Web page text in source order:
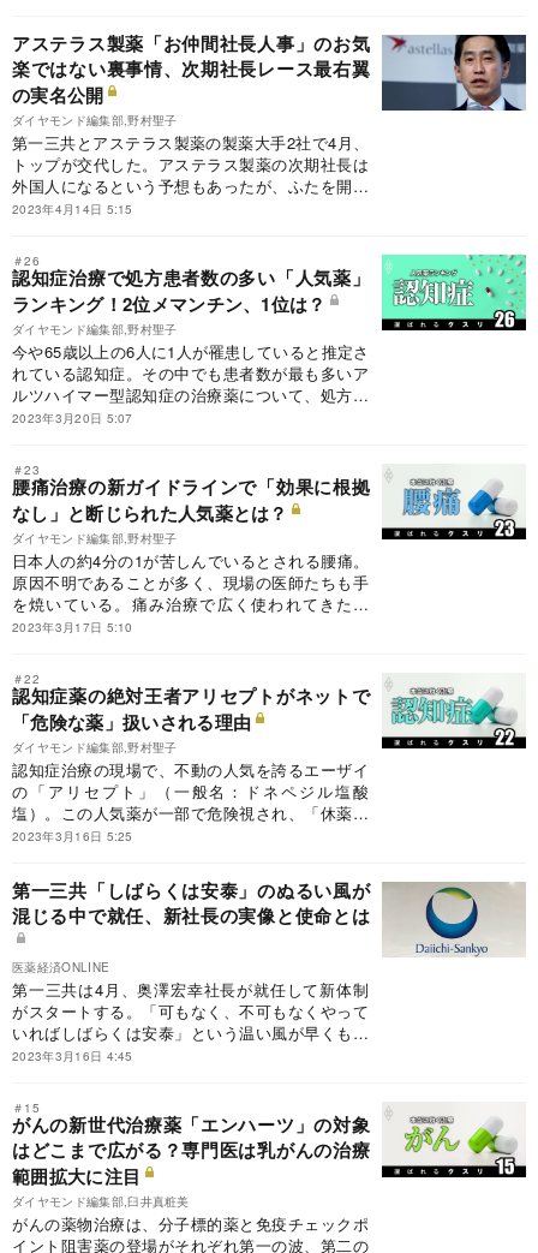
中国での社員拘束などさまざまな波乱に見舞われ
ている岡村社長を直撃した。
アステラス製薬「お仲間社長人事」のお気
楽ではない裏事情、次期社長レース最右翼
の実名公開
ダイヤモンド編集部,野村聖子
第一三共とアステラス製薬の製薬大手2社で4月、
トップが交代した。アステラス製薬の次期社長は
外国人になるという予想もあったが、ふたを開け
れば“捲土（けんど）重来”。生え抜き同期へのバ
2023年4月14日 5:15
＃26
認知症治療で処方患者数の多い「人気薬」
ランキング！2位メマンチン、1位は？
ダイヤモンド編集部,野村聖子
今や65歳以上の6人に1人が罹患していると推定さ
れている認知症。その中でも患者数が最も多いア
ルツハイマー型認知症の治療薬について、処方患
者数ランキングをお届けする。
2023年3月20日 5:07
＃23
腰痛治療の新ガイドラインで「効果に根拠
なし」と断じられた人気薬とは？
ダイヤモンド編集部,野村聖子
日本人の約4分の1が苦しんでいるとされる腰痛。
原因不明であることが多く、現場の医師たちも手
を焼いている。痛み治療で広く使われてきたあ
の“人気薬”の真の効果、アップデートされた腰痛
2023年3月17日 5:10
＃22
認知症薬の絶対王者アリセプトがネットで
「危険な薬」扱いされる理由
ダイヤモンド編集部,野村聖子
認知症治療の現場で、不動の人気を誇るエーザイ
の「アリセプト」（一般名：ドネペジル塩酸
塩）。この人気薬が一部で危険視され、「休薬し
よう」と医師や施設の職員に勧められることがあ
2023年3月16日 5:25
第一三共「しばらくは安泰」のぬるい風が
混じる中で就任、新社長の実像と使命とは
医薬経済ONLINE
第一三共は4月、奥澤宏幸社長が就任して新体制
がスタートする。「可もなく、不可もなくやって
いればしばらくは安泰」という温い風が早くも混
じり始めた中で就任する新社長の実像と使命と
2023年3月16日 4:45
＃15
がんの新世代治療薬「エンハーツ」の対象
はどこまで広がる？専門医は乳がんの治療
範囲拡大に注目
ダイヤモンド編集部,臼井真粧美
がんの薬物治療は、分子標的薬と免疫チェックポ
イント阻害薬の登場がそれぞれ第一の波、第二の